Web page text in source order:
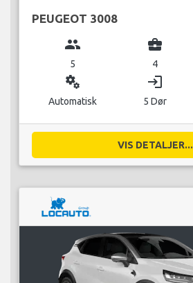
PEUGEOT 3008
group
5
business_center
4
miscellaneous_services
Automatisk
login
5 Dør
VIS DETALJER...